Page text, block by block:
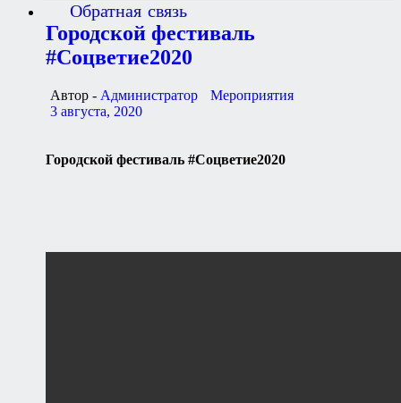
Обратная связь
Городской фестиваль
#Соцветие2020
Автор - Администратор
Мероприятия
3 августа, 2020
Городской фестиваль #Соцветие2020